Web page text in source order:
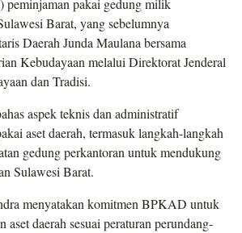
peminjaman pakai gedung milik
Barat, yang sebelumnya
Daerah Junda Maulana bersama
Kebudayaan melalui Direktorat Jenderal
dan Tradisi.
aspek teknis dan administratif
aset daerah, termasuk langkah-langkah
gedung perkantoran untuk mendukung
Sulawesi Barat.
menyatakan komitmen BPKAD untuk
aset daerah sesuai peraturan perundang-